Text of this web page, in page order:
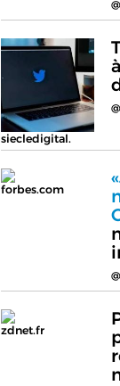
siecledigital.
forbes.com
zdnet.fr